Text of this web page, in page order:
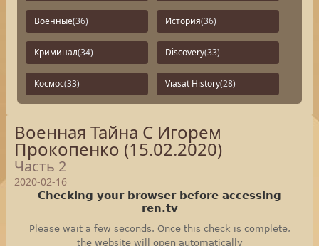
Военные(36) История(36)
Криминал(34) Discovery(33)
Космос(33) Viasat History(28)
Военная Тайна С Игорем
Прокопенко (15.02.2020)
Часть 2
2020-02-16